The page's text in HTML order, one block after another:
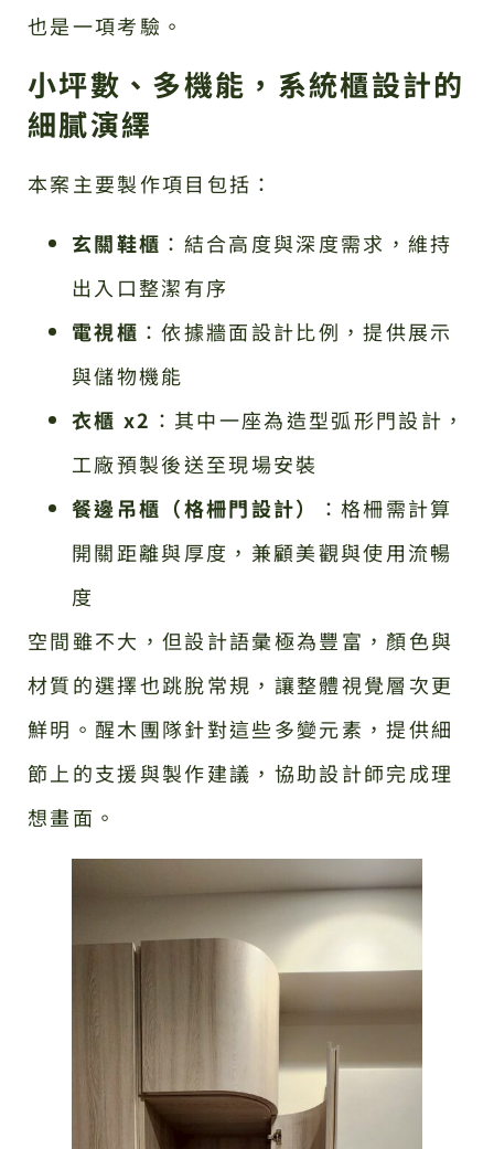
也是一項考驗。
小坪數、多機能，系統櫃設計的
細膩演繹
本案主要製作項目包括：
玄關鞋櫃 ：結合高度與深度需求，維持
出入口整潔有序
電視櫃 ：依據牆面設計比例，提供展示
與儲物機能
衣櫃 x2 ：其中一座為造型弧形門設計，
工廠預製後送至現場安裝
餐邊吊櫃（格柵門設計）
：格柵需計算
開關距離與厚度，兼顧美觀與使用流暢
度
空間雖不大，但設計語彙極為豐富，顏色與
材質的選擇也跳脫常規，讓整體視覺層次更
鮮明。醒木團隊針對這些多變元素，提供細
節上的支援與製作建議，協助設計師完成理
想畫面。